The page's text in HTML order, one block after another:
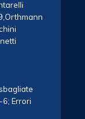
Errori